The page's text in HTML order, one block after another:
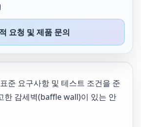
요청 및 제품 문의
준 요구사항 및 테스트 조건을 준
한 감세벽(baffle wall)이 있는 안